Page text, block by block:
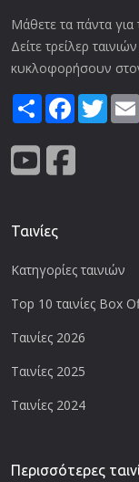
Μάθετε τα πάντα για
Δείτε τρείλερ
κυκλοφορήσουν
ShareFacebook
Ταινίες
Κατηγορίες ταινιών
Top 10 ταινίες Box
Ταινίες 2026
Ταινίες 2025
Ταινίες 2024
Περισσότερες